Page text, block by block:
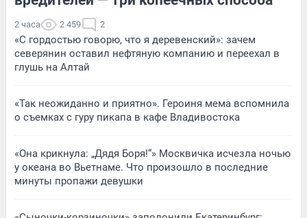
2 часа 2 459 2
«С гордостью говорю, что я деревенский»: зачем
северянин оставил нефтяную компанию и переехал в
глушь на Алтай
«Так неожиданно и приятно». Героиня мема вспомнила
о съемках с гуру пикапа в кафе Владивостока
«Она крикнула: „Дядя Боря!“» Москвичка исчезла ночью
у океана во Вьетнаме. Что произошло в последние
минуты пропажи девушки